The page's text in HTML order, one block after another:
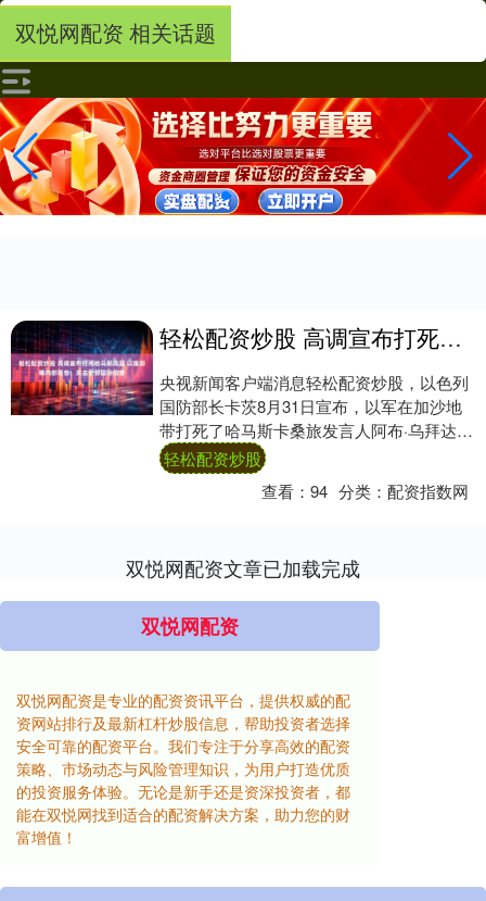
双悦网配资 相关话题
轻松配资炒股 高调宣布打死哈马斯高层 以媒却曝内部报告：失去全部国际信誉
央视新闻客户端消息轻松配资炒股，以色列
国防部长卡茨8月31日宣布，以军在加沙地
带打死了哈马斯卡桑旅发言人阿布·乌拜达。
这位常年蒙面亮相的发言人被视为哈马斯在
加沙....
轻松配资炒股
查看：94 分类：配资指数网
双悦网配资文章已加载完成
双悦网配资
双悦网配资是专业的配资资讯平台，提供权威的配
资网站排行及最新杠杆炒股信息，帮助投资者选择
安全可靠的配资平台。我们专注于分享高效的配资
策略、市场动态与风险管理知识，为用户打造优质
的投资服务体验。无论是新手还是资深投资者，都
能在双悦网找到适合的配资解决方案，助力您的财
富增值！